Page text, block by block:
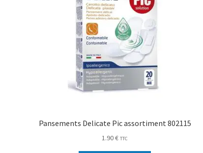
Pansements Delicate Pic assortiment 802115
1.90€ TTC